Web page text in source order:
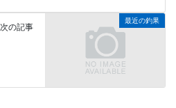
最近の釣果
次の記事